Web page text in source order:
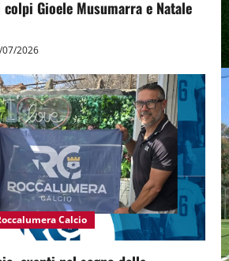
Gioele Musumarra e Natale
2026
Calcio